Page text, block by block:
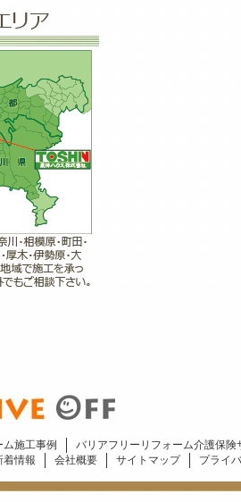
ム施工事例 バリアフリーリフォーム介護保険
着情報 会社概要 サイトマップ プライ